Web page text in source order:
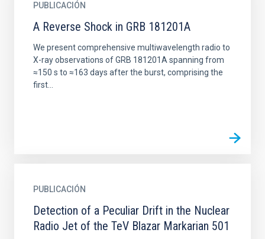
PUBLICACIÓN
A Reverse Shock in GRB 181201A
We present comprehensive multiwavelength radio to
X-ray observations of GRB 181201A spanning from
≈150 s to ≈163 days after the burst, comprising the
first...
PUBLICACIÓN
Detection of a Peculiar Drift in the Nuclear
Radio Jet of the TeV Blazar Markarian 501